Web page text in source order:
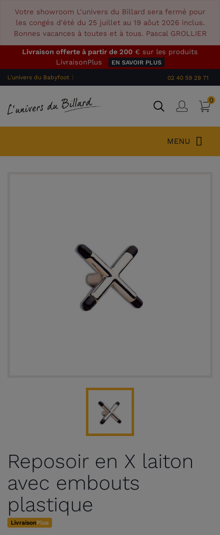
Votre showroom L'univers du Billard sera fermé pour
les congés d'été du 25 juillet au 19 aôut 2026 inclus.
Bonnes vacances à toutes et à tous. Pascal GROLLIER
Livraison offerte à partir de 200 € sur les produits
LivraisonPlus
EN SAVOIR PLUS
L'univers du Babyfoot 〉 02 40 59 29 71
0
MENU
Reposoir en X laiton
avec embouts
plastique
LivraisonPlus